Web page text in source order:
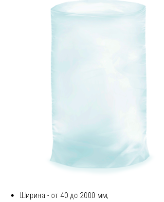
Ширина - от 40 до 2000 мм;